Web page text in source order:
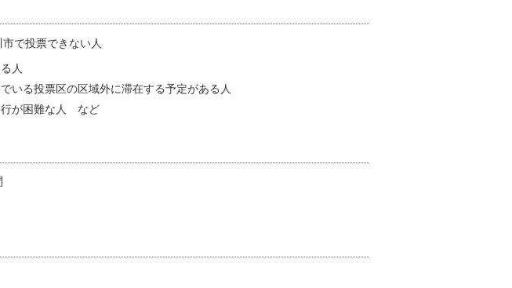
で投票できない人
人
いる投票区の区域外に滞在する予定がある人
行が困難な人 など